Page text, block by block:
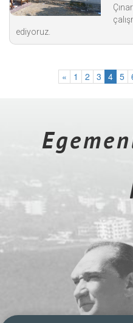
ediyoruz.
« 1 2 3 4 5